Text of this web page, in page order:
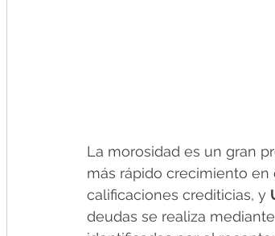
La morosidad es un gran
más rápido crecimiento
calificaciones crediticias, y
deudas se realiza